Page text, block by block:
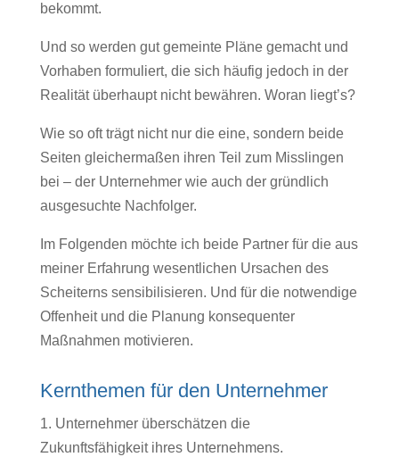
bekommt.
Und so werden gut gemeinte Pläne gemacht und
Vorhaben formuliert, die sich häufig jedoch in der
Realität überhaupt nicht bewähren. Woran liegt’s?
Wie so oft trägt nicht nur die eine, sondern beide
Seiten gleichermaßen ihren Teil zum Misslingen
bei – der Unternehmer wie auch der gründlich
ausgesuchte Nachfolger.
Im Folgenden möchte ich beide Partner für die aus
meiner Erfahrung wesentlichen Ursachen des
Scheiterns sensibilisieren. Und für die notwendige
Offenheit und die Planung konsequenter
Maßnahmen motivieren.
Kernthemen für den Unternehmer
1. Unternehmer überschätzen die
Zukunftsfähigkeit ihres Unternehmens.